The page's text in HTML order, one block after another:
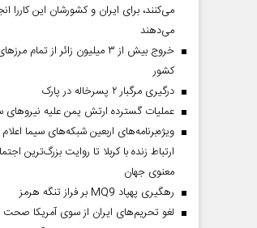
می‌کنند، برای ایران و کشورشان این کاررا
می‌دهند
خروج بیش از ۳ میلیون زائر از تمام
کشور
درگیری مرگبار ۲ پسرخاله در پارک
عملیات گسترده ارتش یمن علیه
ویژه‌برنامه‌های اربعین شبکه‌های سیما
ارتباط زنده با کربلا تا روایت بزرگ‌ترین
معنوی جهان
رهگیری پهپاد MQ9 بر فراز تنگه هرمز
لغو تحریم‌های ایران از سوی آمریکا صحت